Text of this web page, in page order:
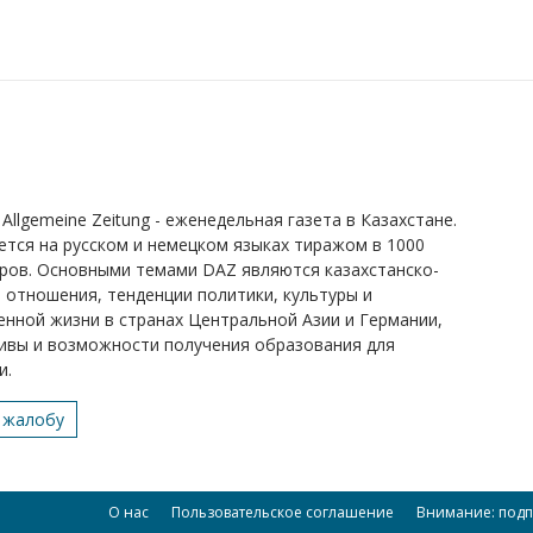
Zeitung - еженедельная газета в Казахстане.
на русском и немецком языках тиражом в 1000
Основными темами DAZ являются казахстанско-
отношения, тенденции политики, культуры и
жизни в странах Центральной Азии и Германии,
и возможности получения образования для
О нас Пользовательское соглашение Внимание: